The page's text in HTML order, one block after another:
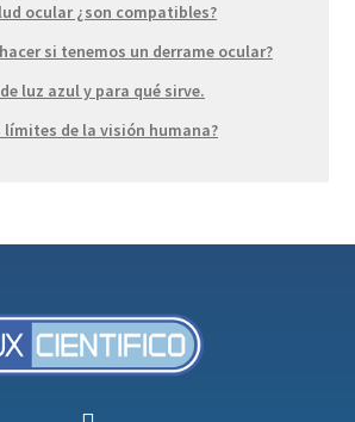
ocular ¿son compatibles?
si tenemos un derrame ocular?
luz azul y para qué sirve.
límites de la visión humana?